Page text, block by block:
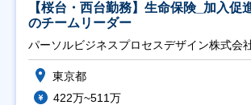
【桜台・西台勤務】生命保険_加入促
のチームリーダー
パーソルビジネスプロセスデザイン株式会
東京都
422万~511万